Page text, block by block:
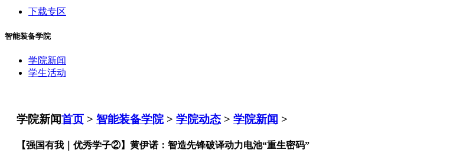
下载专区
智能装备学院
学院新闻
学生活动
学院新闻首页 > 智能装备学院> 学院动态 > 学院新闻 >
【强国有我｜优秀学子②】黄伊诺：智造先锋破译动力电池“重生密码”